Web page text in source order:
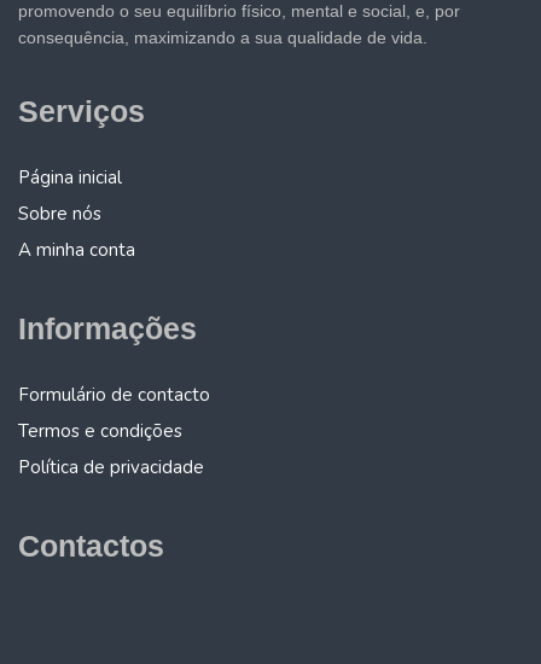
promovendo o seu equilíbrio físico, mental e social, e, por
consequência, maximizando a sua qualidade de vida.
Serviços
Página inicial
Sobre nós
A minha conta
Informações
Formulário de contacto
Termos e condições
Política de privacidade
Contactos